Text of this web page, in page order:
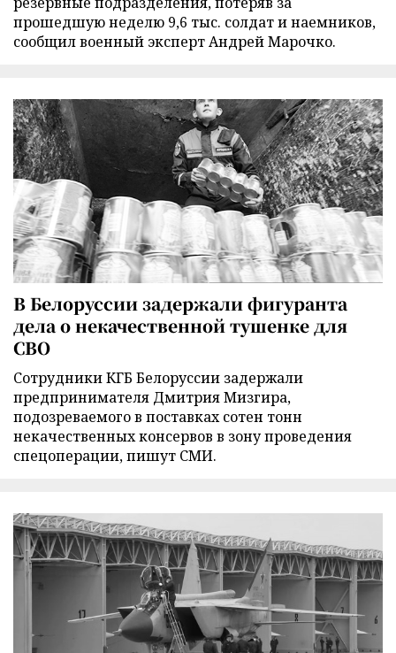
прошедшую неделю 9,6 тыс. солдат и наемников,
сообщил военный эксперт Андрей Марочко.
В Белоруссии задержали фигуранта
дела о некачественной тушенке для
СВО
Сотрудники КГБ Белоруссии задержали
предпринимателя Дмитрия Мизгира,
подозреваемого в поставках сотен тонн
некачественных консервов в зону проведения
спецоперации, пишут СМИ.